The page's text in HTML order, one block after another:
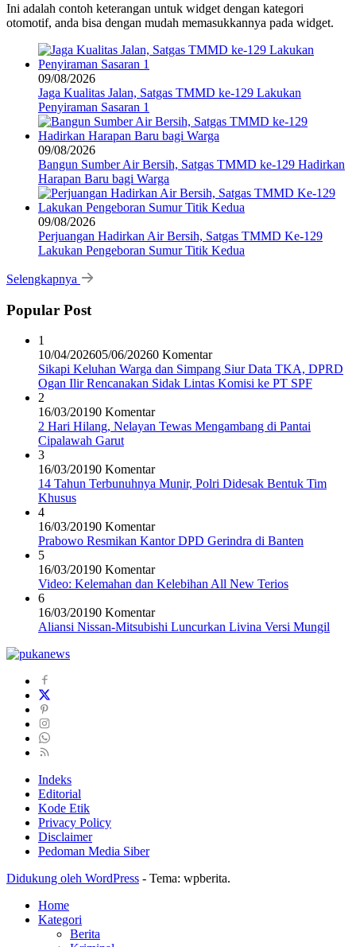
Ini adalah contoh keterangan untuk widget dengan kategori
otomotif, anda bisa dengan mudah memasukkannya pada widget.
09/08/2026
Jaga Kualitas Jalan, Satgas TMMD ke-129 Lakukan
Penyiraman Sasaran 1
09/08/2026
Bangun Sumber Air Bersih, Satgas TMMD ke-129 Hadirkan
Harapan Baru bagi Warga
09/08/2026
Perjuangan Hadirkan Air Bersih, Satgas TMMD Ke-129
Lakukan Pengeboran Sumur Titik Kedua
Selengkapnya
Popular Post
1
10/04/202605/06/20260 Komentar
Sikapi Keluhan Warga dan Simpang Siur Data TKA, DPRD
Ogan Ilir Rencanakan Sidak Lintas Komisi ke PT SPF
2
16/03/20190 Komentar
2 Hari Hilang, Nelayan Tewas Mengambang di Pantai
Cipalawah Garut
3
16/03/20190 Komentar
14 Tahun Terbunuhnya Munir, Polri Didesak Bentuk Tim
Khusus
4
16/03/20190 Komentar
Prabowo Resmikan Kantor DPD Gerindra di Banten
5
16/03/20190 Komentar
Video: Kelemahan dan Kelebihan All New Terios
6
16/03/20190 Komentar
Aliansi Nissan-Mitsubishi Luncurkan Livina Versi Mungil
Indeks
Editorial
Kode Etik
Privacy Policy
Disclaimer
Pedoman Media Siber
Didukung oleh WordPress - Tema: wpberita.
Home
Kategori
Berita